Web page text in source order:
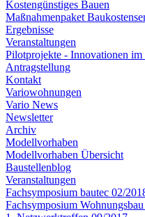
Kostengünstiges Bauen
Maßnahmenpaket
Ergebnisse
Veranstaltungen
Pilotprojekte - Innovationen im
Antragstellung
Kontakt
Variowohnungen
Vario News
Newsletter
Archiv
Modellvorhaben
Modellvorhaben Übersicht
Baustellenblog
Veranstaltungen
Fachsymposium bautec 02/
Fachsymposium